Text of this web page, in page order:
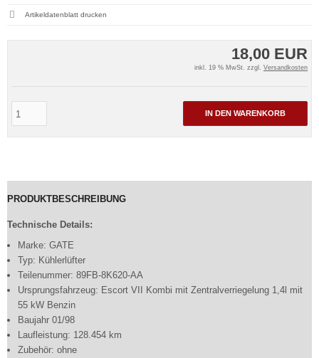
18,00 EUR
inkl. 19 % MwSt. zzgl. Versandkosten
IN DEN WARENKORB
Artikeldatenblatt drucken
PRODUKTBESCHREIBUNG
Technische Details:
Marke: GATE
Typ: Kühlerlüfter
Teilenummer: 89FB-8K620-AA
Ursprungsfahrzeug: Escort VII Kombi mit Zentralverriegelung 1,4l mit
55 kW Benzin
Baujahr 01/98
Laufleistung: 128.454 km
Zubehör: ohne